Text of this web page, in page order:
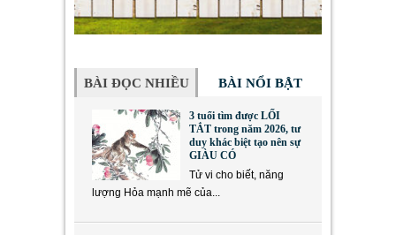
BÀI ĐỌC NHIỀU BÀI NỔI BẬT
3 tuổi tìm được LỐI
TẮT trong năm 2026, tư
duy khác biệt tạo nên sự
GIÀU CÓ
Tử vi cho biết, năng
lượng Hỏa mạnh mẽ của...